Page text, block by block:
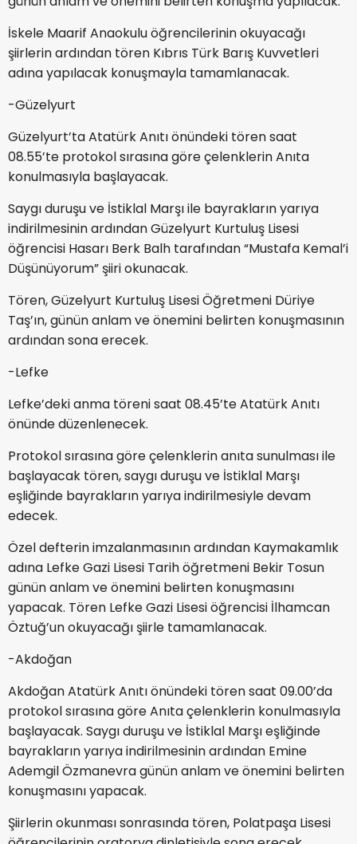
İskele Maarif Anaokulu öğrencilerinin okuyacağı
şiirlerin ardından tören Kıbrıs Türk Barış Kuvvetleri
adına yapılacak konuşmayla tamamlanacak.
-Güzelyurt
Güzelyurt’ta Atatürk Anıtı önündeki tören saat
08.55’te protokol sırasına göre çelenklerin Anıta
konulmasıyla başlayacak.
Saygı duruşu ve İstiklal Marşı ile bayrakların yarıya
indirilmesinin ardından Güzelyurt Kurtuluş Lisesi
öğrencisi Hasarı Berk Balh tarafından “Mustafa Kemal’i
Düşünüyorum” şiiri okunacak.
Tören, Güzelyurt Kurtuluş Lisesi Öğretmeni Düriye
Taş’ın, günün anlam ve önemini belirten konuşmasının
ardından sona erecek.
-Lefke
Lefke’deki anma töreni saat 08.45’te Atatürk Anıtı
önünde düzenlenecek.
Protokol sırasına göre çelenklerin anıta sunulması ile
başlayacak tören, saygı duruşu ve İstiklal Marşı
eşliğinde bayrakların yarıya indirilmesiyle devam
edecek.
Özel defterin imzalanmasının ardından Kaymakamlık
adına Lefke Gazi Lisesi Tarih öğretmeni Bekir Tosun
günün anlam ve önemini belirten konuşmasını
yapacak. Tören Lefke Gazi Lisesi öğrencisi İlhamcan
Öztuğ’un okuyacağı şiirle tamamlanacak.
-Akdoğan
Akdoğan Atatürk Anıtı önündeki tören saat 09.00’da
protokol sırasına göre Anıta çelenklerin konulmasıyla
başlayacak. Saygı duruşu ve İstiklal Marşı eşliğinde
bayrakların yarıya indirilmesinin ardından Emine
Ademgil Özmanevra günün anlam ve önemini belirten
konuşmasını yapacak.
Şiirlerin okunması sonrasında tören, Polatpaşa Lisesi